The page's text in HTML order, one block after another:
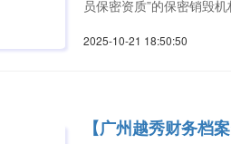
员保密资质”的保密销毁
2025-10-21 18:50:50
【广州越秀财务档